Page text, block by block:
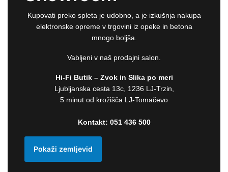
Kupovati preko spleta je udobno, a je izkušnja nakupa
elektronske opreme v trgovini iz opeke in betona
mnogo boljša.
Vabljeni v naš prodajni salon.
Hi-Fi Butik – Zvok in Slika po meri
Ljubljanska cesta 13c, 1236 LJ-Trzin,
5 minut od krožišča LJ-Tomačevo
Kontakt: 051 436 500
Pokaži zemljevid